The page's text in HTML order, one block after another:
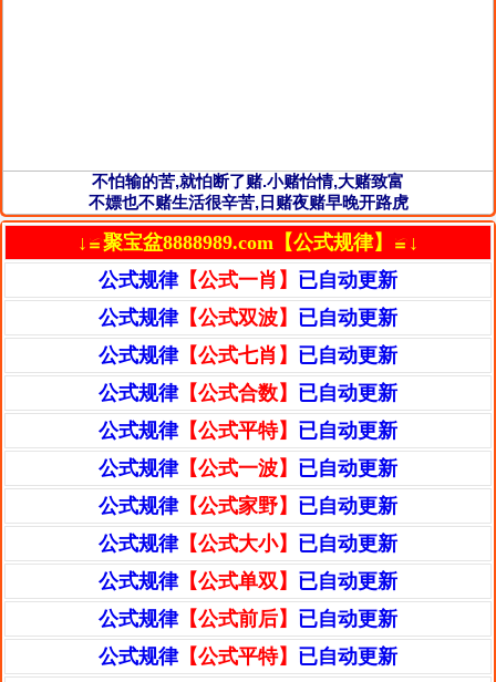
不怕输的苦,就怕断了赌.小赌怡情,大赌致富
不嫖也不赌生活很辛苦,日赌夜赌早晚开路虎
↓≌聚宝盆8888989.com【公式规律】≌↓
公式规律【公式一肖】 已自动更新
公式规律【公式双波】 已自动更新
公式规律【公式七肖】 已自动更新
公式规律【公式合数】 已自动更新
公式规律【公式平特】 已自动更新
公式规律【公式一波】 已自动更新
公式规律【公式家野】 已自动更新
公式规律【公式大小】 已自动更新
公式规律【公式单双】 已自动更新
公式规律【公式前后】 已自动更新
公式规律【公式平特】 已自动更新